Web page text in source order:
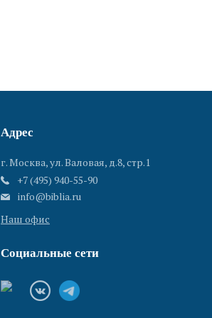
Адрес
г. Москва, ул. Валовая, д.8, стр.1
+7 (495) 940-55-90
info@biblia.ru
Наш офис
Социальные сети